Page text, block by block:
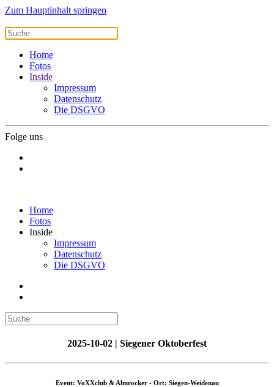
Zum Hauptinhalt springen
Home
Fotos
Inside
Impressum
Datenschutz
Die DSGVO
Folge uns
Home
Fotos
Inside
Impressum
Datenschutz
Die DSGVO
2025-10-02 | Siegener Oktoberfest
Event: VoXXclub & Almrocker - Ort: Siegen-Weidenau